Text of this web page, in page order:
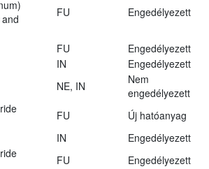
FU Engedélyezett
FU
Engedélyezett
IN
Engedélyezett
NE, IN
Nem
engedélyezett
FU
Új hatóanyag
IN
Engedélyezett
FU
Engedélyezett